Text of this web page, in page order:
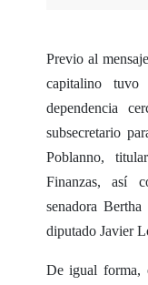
Previo al
capitalino
dependencia
subsecretario
Poblanno,
Finanzas, así
senadora
diputado Javier
De igual forma,